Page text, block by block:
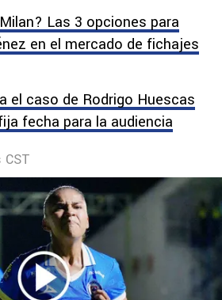
Las 3 opciones para
en el mercado de fichajes
el caso de Rodrigo Huescas
fecha para la audiencia